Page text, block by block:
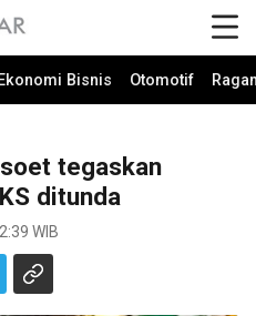
Ekonomi Bisnis Otomotif
tegaskan
ditunda
WIB